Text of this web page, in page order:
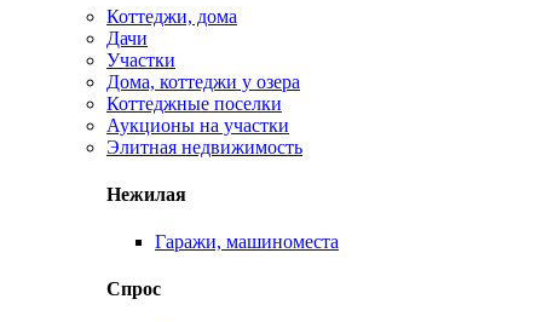
Коттеджи, дома
Дачи
Участки
Дома, коттеджи у озера
Коттеджные поселки
Аукционы на участки
Элитная недвижимость
Нежилая
Гаражи, машиноместа
Спрос